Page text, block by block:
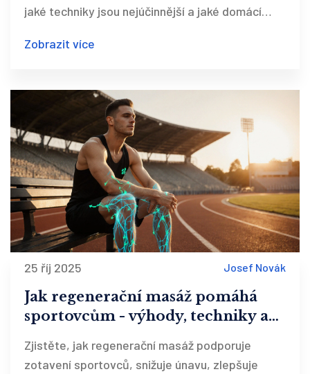
jaké techniky jsou nejúčinnější a jaké domácí
Zobrazit více
25 říj 2025 Josef Novák
Jak regenerační masáž pomáhá
sportovcům - výhody, techniky a
Zjistěte, jak regenerační masáž podporuje
zotavení sportovců, snižuje únavu, zlepšuje